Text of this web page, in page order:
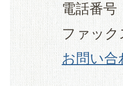
電話番号
ファック
お問い